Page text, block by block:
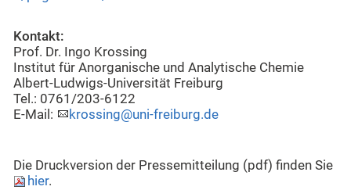
Kontakt:
Prof. Dr. Ingo Krossing
Institut für Anorganische und Analytische Chemie
Albert-Ludwigs-Universität Freiburg
Tel.: 0761/203-6122
E-Mail:
krossing@uni-freiburg.de
Die Druckversion der Pressemitteilung (pdf) finden Sie
hier.